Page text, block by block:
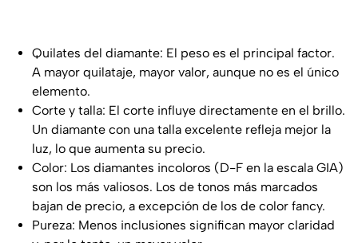
Quilates del diamante: El peso es el principal factor.
A mayor quilataje, mayor valor, aunque no es el único
elemento.
Corte y talla: El corte influye directamente en el brillo.
Un diamante con una talla excelente refleja mejor la
luz, lo que aumenta su precio.
Color: Los diamantes incoloros (D-F en la escala GIA)
son los más valiosos. Los de tonos más marcados
bajan de precio, a excepción de los de color fancy.
Pureza: Menos inclusiones significan mayor claridad